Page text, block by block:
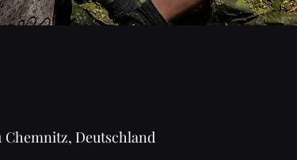
Chemnitz, Deutschland